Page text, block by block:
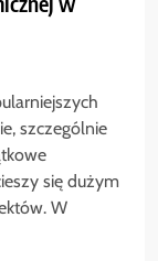
szczególnie
się dużym
W